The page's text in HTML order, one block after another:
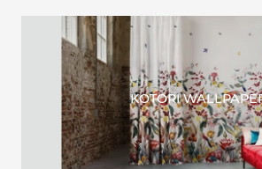
KOTORI